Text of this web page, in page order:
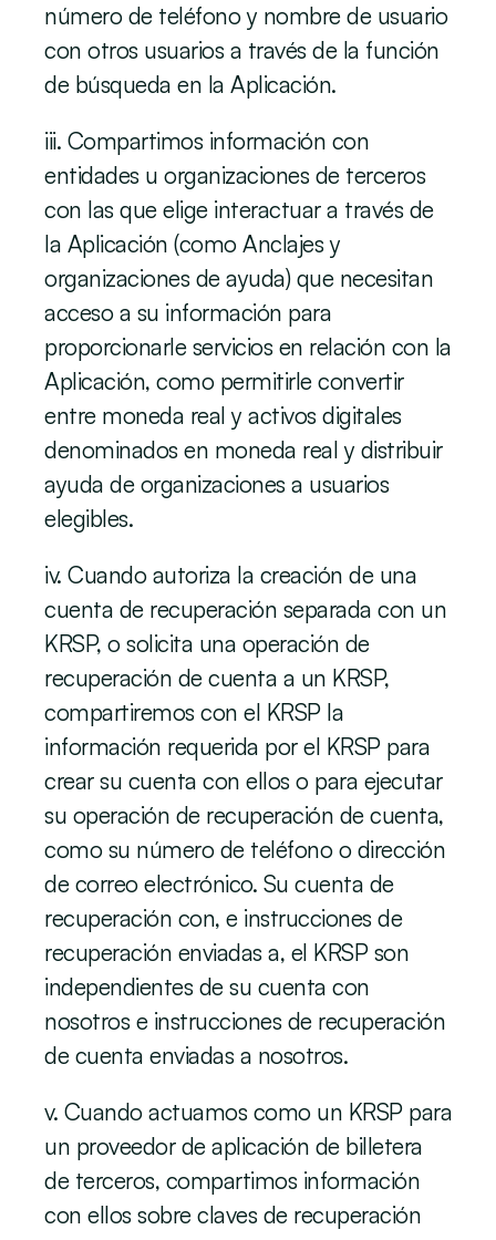
número de teléfono y nombre de usuario
con otros usuarios a través de la función
de búsqueda en la Aplicación.
iii. Compartimos información con
entidades u organizaciones de terceros
con las que elige interactuar a través de
la Aplicación (como Anclajes y
organizaciones de ayuda) que necesitan
acceso a su información para
proporcionarle servicios en relación con la
Aplicación, como permitirle convertir
entre moneda real y activos digitales
denominados en moneda real y distribuir
ayuda de organizaciones a usuarios
elegibles.
iv. Cuando autoriza la creación de una
cuenta de recuperación separada con un
KRSP, o solicita una operación de
recuperación de cuenta a un KRSP,
compartiremos con el KRSP la
información requerida por el KRSP para
crear su cuenta con ellos o para ejecutar
su operación de recuperación de cuenta,
como su número de teléfono o dirección
de correo electrónico. Su cuenta de
recuperación con, e instrucciones de
recuperación enviadas a, el KRSP son
independientes de su cuenta con
nosotros e instrucciones de recuperación
de cuenta enviadas a nosotros.
v. Cuando actuamos como un KRSP para
un proveedor de aplicación de billetera
de terceros, compartimos información
con ellos sobre claves de recuperación